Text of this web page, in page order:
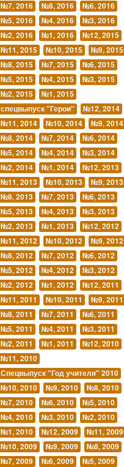
№7, 2016
№8, 2016
№6, 2016
№5, 2016
№4, 2016
№3, 2016
№2, 2016
№1, 2016
№12, 2015
№11, 2015
№10, 2015
№9, 2015
№8, 2015
№7, 2015
№6, 2015
№5, 2015
№4, 2015
№3, 2015
№2, 2015
№1, 2015
спецвыпуск "Герои"
№12, 2014
№11, 2014
№10, 2014
№9, 2014
№8, 2014
№7, 2014
№6, 2014
№5, 2014
№4, 2014
№3, 2014
№2, 2014
№1, 2014
№12, 2013
№11, 2013
№10, 2013
№9, 2013
№8, 2013
№7, 2013
№6, 2013
№5, 2013
№4, 2013
№3, 2013
№2, 2013
№1, 2013
№12, 2012
№11, 2012
№10, 2012
№9, 2012
№8, 2012
№7, 2012
№6, 2012
№5, 2012
№4, 2012
№3, 2012
№2, 2012
№1, 2012
№12, 2011
№11, 2011
№10, 2011
№9, 2011
№8, 2011
№7, 2011
№6, 2011
№5, 2011
№4, 2011
№3, 2011
№2, 2011
№1, 2011
№12, 2010
№11, 2010
Спецвыпуск "Год учителя" 2010
№10, 2010
№9, 2010
№8, 2010
№7, 2010
№6, 2010
№5, 2010
№4, 2010
№3, 2010
№2, 2010
№1, 2010
№12, 2009
№11, 2009
№10, 2009
№9, 2009
№8, 2009
№7, 2009
№6, 2009
№5, 2009